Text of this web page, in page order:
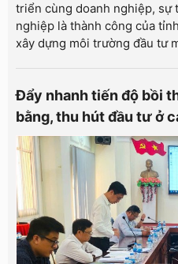
triển cùng doanh nghiệp, sự
nghiệp là thành công của
xây dựng môi trường đầu tư
Đẩy nhanh tiến độ bồi
bằng, thu hút đầu tư ở